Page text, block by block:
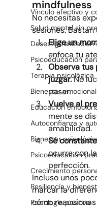
Vínculo afectivo y
Salud mental sin
Desestigmatización
Psicoeducación
Terapia psicológica
Bienestar emocional
Educación
Autoconfianza y
Bienestar
Psicoeducación
Crecimiento
Resiliencia y
Psicología positiva
mindfulness
No necesitas
sesiones.
Elige un
enfoca tu
Observa tus
juzgar. No
pasar.
Vuelve al
mente se
amabilidad.
Sé
ocurre con
perfección.
Incluso unos
marcar la
cómo